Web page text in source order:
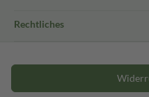
Rechtliches